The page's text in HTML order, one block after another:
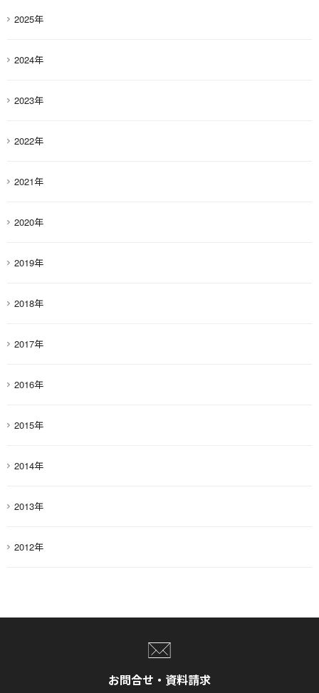
2025年
2024年
2023年
2022年
2021年
2020年
2019年
2018年
2017年
2016年
2015年
2014年
2013年
2012年
お問合せ・資料請求